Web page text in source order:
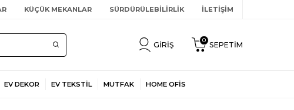
KÜÇÜK MEKANLAR SÜRDÜRÜLEBİLİRLİK İLETİŞİM
GIRIŞ 0 SEPETIM
EV DEKOR EV TEKSTİL MUTFAK HOME OFİS